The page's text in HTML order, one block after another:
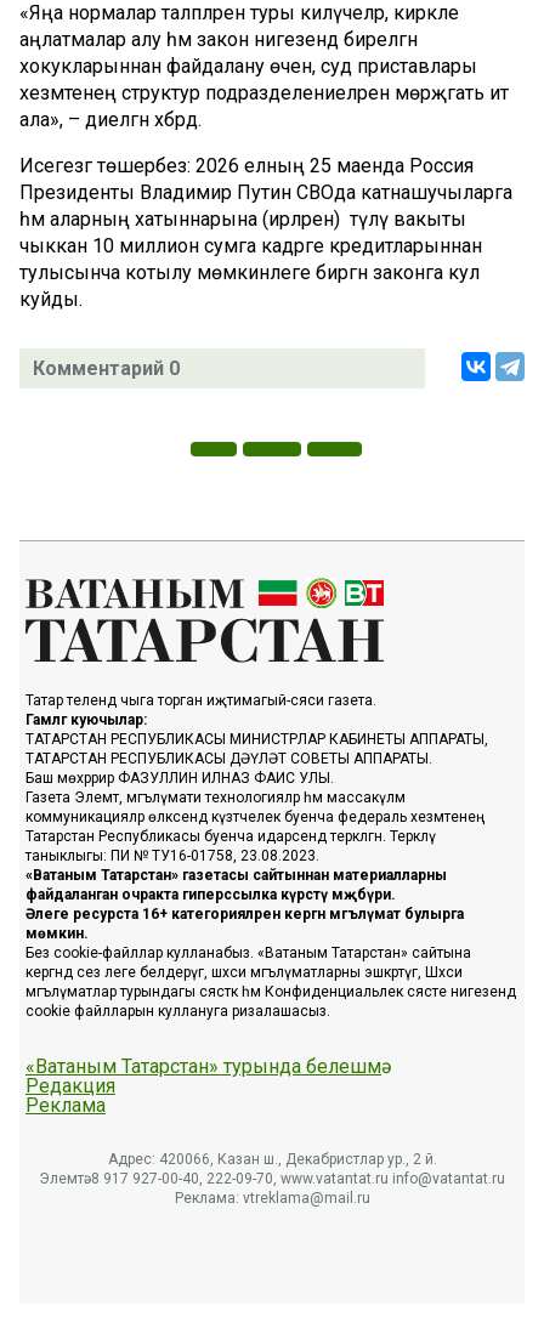
«Яңа нормалар таләпләренә туры килүчеләр, кирәкле
аңлатмалар алу һәм закон нигезендә бирелгән
хокукларыннан файдалану өчен, суд приставлары
хезмәтенең структур подразделениеләренә мөрәҗәгать итә
ала», – диелгән хәбәрдә.
Исегезгә төшерәбез: 2026 елның 25 маенда Россия
Президенты Владимир Путин СВОда катнашучыларга
һәм аларның хатыннарына (ирләренә) түләү вакыты
чыккан 10 миллион сумга кадәрге кредитларыннан
тулысынча котылу мөмкинлеге биргән законга кул
куйды.
Комментарий 0
Татар телендә чыга торган иҗтимагый-сәяси газета.
Гамәлгә куючылар:
ТАТАРСТАН РЕСПУБЛИКАСЫ МИНИСТРЛАР КАБИНЕТЫ АППАРАТЫ,
ТАТАРСТАН РЕСПУБЛИКАСЫ ДӘҮЛӘТ СОВЕТЫ АППАРАТЫ.
Баш мөхәррир ФАЗУЛЛИН ИЛНАЗ ФАИС УЛЫ.
Газета Элемтә, мәгълүмати технологияләр һәм массакүләм
коммуникацияләр өлкәсендә күзәтчелек буенча федераль хезмәтенең
Татарстан Республикасы буенча идарәсендә теркәлгән. Теркәлү
таныклыгы: ПИ № ТУ16-01758, 23.08.2023.
«Ватаным Татарстан» газетасы сайтыннан материалларны
файдаланган очракта гиперссылка күрсәтү мәҗбүри.
Әлеге ресурста 16+ категорияләренә кергән мәгълүмат булырга
мөмкин.
Без cookie-файллар кулланабыз. «Ватаным Татарстан» сайтына
кергәндә сез әлеге белдерүгә, шәхси мәгълүматларны эшкәртүгә, Шәхси
мәгълүматлар турындагы сәясәткә һәм Конфиденциальлек сәясәте нигезендә
cookie файлларын куллануга ризалашасыз.
«Ватаным Татарстан» турында белешмә
Редакция
Реклама
Адрес: 420066, Казан ш., Декабристлар ур., 2 й.
Элемтә: 8 917 927-00-40, 222-09-70, www.vatantat.ru info@vatantat.ru
Реклама: vtreklama@mail.ru